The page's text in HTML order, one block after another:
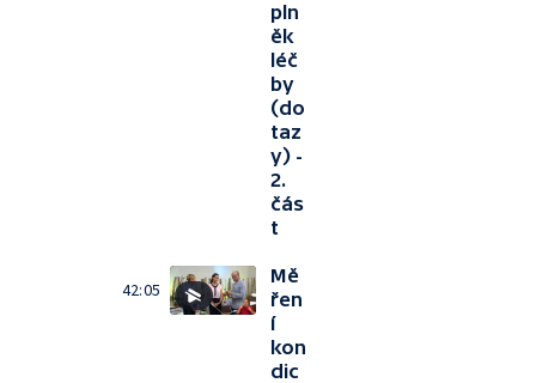
pln
ěk
léč
by
(do
taz
y) -
2.
čás
t
42:05
Mě
řen
í
kon
dic